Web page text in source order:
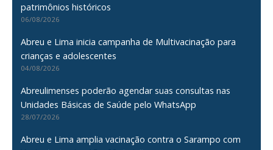
patrimônios históricos
06/08/2026
Abreu e Lima inicia campanha de Multivacinação para
crianças e adolescentes
04/08/2026
Abreulimenses poderão agendar suas consultas nas
Unidades Básicas de Saúde pelo WhatsApp
28/07/2026
Abreu e Lima amplia vacinação contra o Sarampo com